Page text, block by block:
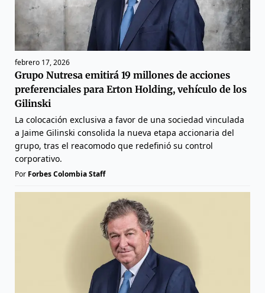
febrero 17, 2026
Grupo Nutresa emitirá 19 millones de acciones
preferenciales para Erton Holding, vehículo de los
Gilinski
La colocación exclusiva a favor de una sociedad vinculada
a Jaime Gilinski consolida la nueva etapa accionaria del
grupo, tras el reacomodo que redefinió su control
corporativo.
Por Forbes Colombia Staff